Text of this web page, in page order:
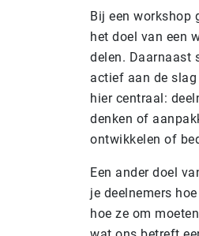
Bij een workshop
het doel van een
delen. Daarnaast
actief aan de
hier centraal:
denken of
ontwikkelen of
Een ander doel
je deelnemers
hoe ze om